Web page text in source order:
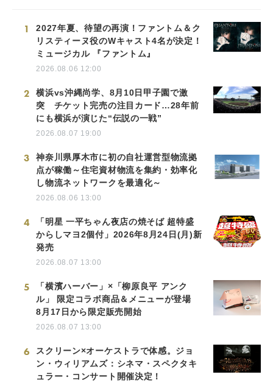
1
2027年夏、待望の再演！ファントム＆ク
リスティーヌ役のWキャスト4名が決定！
ミュージカル 『ファントム』
2026.08.06 12:00
2
横浜vs沖縄尚学、8月10日甲子園で激
突 チケット完売の注目カード…28年前
にも横浜が演じた“伝説の一戦”
2026.08.07 19:00
3
神奈川県厚木市に初の自社運営型物流拠
点が稼働～住宅資材物流を集約・効率化
し物流ネットワークを最適化～
2026.08.06 13:00
4
「明星 一平ちゃん夜店の焼そば 超特盛
からしマヨ2個付」2026年8月24日(月)新
発売
2026.08.07 13:00
5
「横濱ハーバー」×「柳原良平 アンク
ル」 限定コラボ商品＆メニューが登場
8月17日から限定販売開始
2026.08.07 13:00
6
スクリーン×オーケストラで体感。ジョ
ン・ウィリアムズ：シネマ・スペクタキ
ュラー・コンサート開催決定！